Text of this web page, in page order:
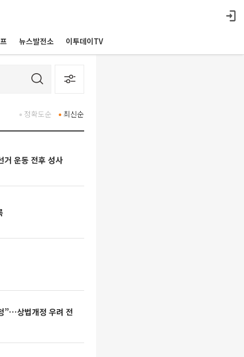
뉴스발전소 이투데이TV
최신순
정확도순
거 운동 전후 성사
”…상법개정 우려 전